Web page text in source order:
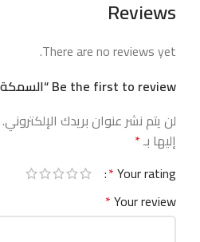
Reviews
There are no reviews yet.
Be the first to review “السمكة الرحالة”
لن يتم نشر عنوان بريدك الإلكتروني.
إليها بـ*
Your rating
*
Your review
*